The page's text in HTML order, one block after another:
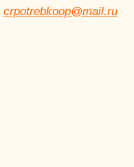
crpotrebkoop@mail.ru